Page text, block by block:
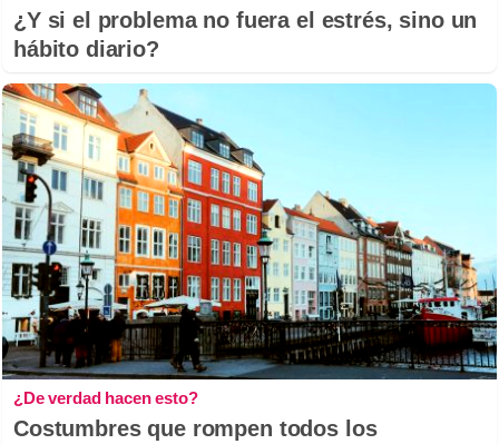
¿Y si el problema no fuera el estrés, sino un
hábito diario?
¿De verdad hacen esto?
Costumbres que rompen todos los